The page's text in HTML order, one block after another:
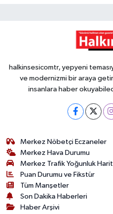
halkinsesicomtr, yepyeni
ve modernizmi bir araya
insanlara haber
Merkez Nöbetçi Eczaneler
Merkez Hava Durumu
Merkez Trafik Yoğunluk
Puan Durumu ve Fikstür
Tüm Manşetler
Son Dakika Haberleri
Haber Arşivi